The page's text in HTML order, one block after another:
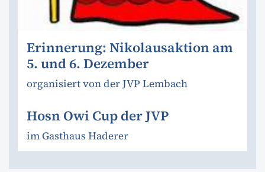
Erinnerung: Nikolausaktion am
5. und 6. Dezember
organisiert von der JVP Lembach
Hosn Owi Cup der JVP
im Gasthaus Haderer